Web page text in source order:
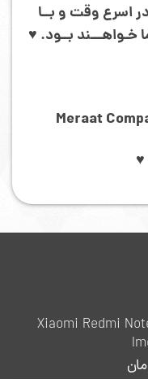
در اسرع وقت و بــا
خـواهـــند بــود. ♥
Meraat
(Xiaomi Redmi